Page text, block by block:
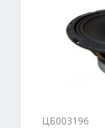
ЦБ003196